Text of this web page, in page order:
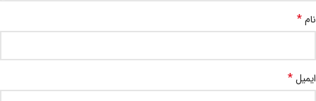
نام*
ایمیل*